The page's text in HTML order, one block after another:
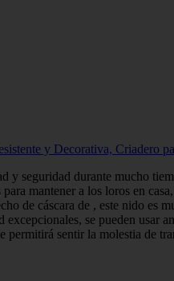
y Decorativa, Criadero
y seguridad durante mucho
mantener a los loros en
de cáscara de , este nido es
se pueden usar
sentir la molestia de